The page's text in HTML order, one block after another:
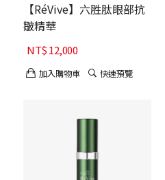
【RéVive】六胜肽眼部抗
皺精華
NT$12,000
加入購物車 快速預覽